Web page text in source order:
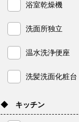
浴室乾燥機
洗面所独立
温水洗浄便座
洗髪洗面化粧台
◆ キッチン